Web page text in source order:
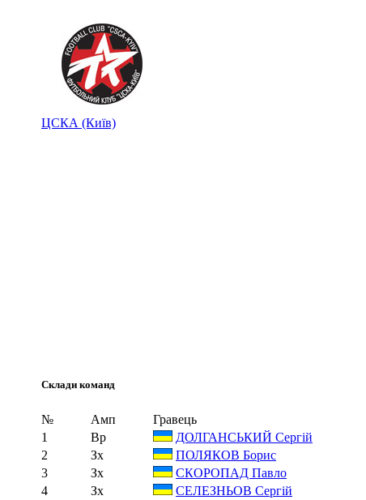
ЦСКА (Київ)
Склади команд
№ Амп Гравець
1
Вр ДОЛГАНСЬКИЙ Сергій
2
Зх ПОЛЯКОВ Борис
3
Зх СКОРОПАД Павло
4
Зх СЕЛЕЗНЬОВ Сергій